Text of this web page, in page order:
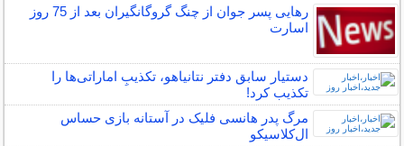
رهایی پسر جوان از چنگ گروگانگیران بعد از 75 روز
اسارت
دستیار سابق دفتر نتانیاهو، تکذیبِ اماراتی‌ها را
تکذیب کرد!
مرگ پدر هانسی فلیک در آستانه بازی حساس
ال‌کلاسیکو